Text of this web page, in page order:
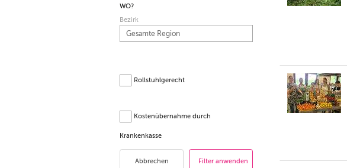
WO?
Bezirk
Rollstuhlgerecht
Kostenübernahme durch
Krankenkasse
Abbrechen